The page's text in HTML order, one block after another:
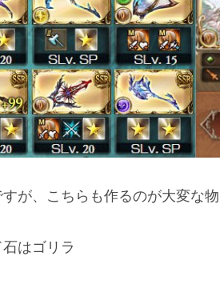
が、こちらも作るのが大変な物
はゴリラ